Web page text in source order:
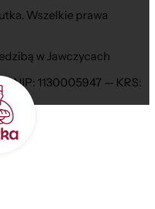
Wszelkie prawa
w Jawczycach
NIP: 1130005947 — KRS: